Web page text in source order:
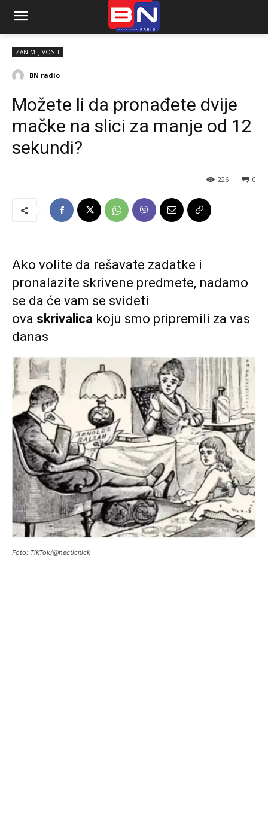
ZANIMLJIVOSTI
BN radio
Možete li da pronađete dvije
mačke na slici za manje od 12
sekundi?
0
226
Ako volite da rešavate zadatke i
pronalazite skrivene predmete, nadamo
se da će vam se svideti
ova skrivalica koju smo pripremili za vas
danas
Foto: TikTok/@hecticnick